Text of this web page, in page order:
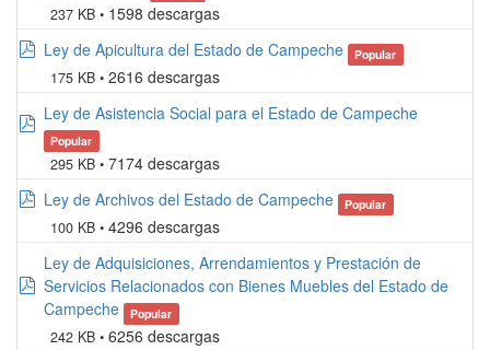
237 KB
1598 descargas
pdf
Ley de Apicultura del Estado de Campeche Popular
175 KB 2616 descargas
pdf
Ley de Asistencia Social para el Estado de Campeche
Popular
295 KB
7174 descargas
pdf
Ley de Archivos del Estado de Campeche Popular
100 KB 4296 descargas
pdf
Ley de Adquisiciones, Arrendamientos y Prestación de
Servicios Relacionados con Bienes Muebles del Estado de
Campeche
Popular
242 KB 6256 descargas